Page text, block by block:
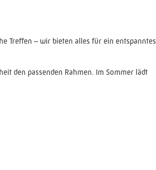
Treffen – wir bieten alles für ein entspanntes
den passenden Rahmen. Im Sommer lädt
Feinkost und viele kulinarische Ideen für
und eine Hochzeitssuite. Ideal für eine
A2 eine schnelle Anbindung zur Autobahn.